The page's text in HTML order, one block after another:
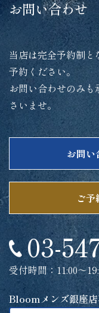
お問い合わせ
当店は完全予約制
予約ください。
お問い合わせのみ
さいませ。
お問い
ご
03-
受付時間：11:00～
Bloomメンズ銀座